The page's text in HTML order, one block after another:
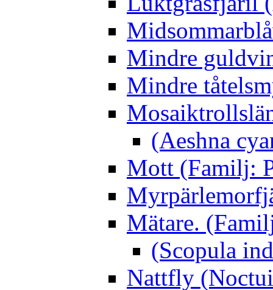
Mindre
Mindre
(Aeshna
Mott (Familj:
Mätare.
(Scopula
Nattfly